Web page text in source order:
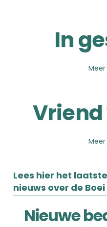
In
Lees hier het laatste
nieuws over de Boei
bedrijfsvriend!
Nieuwe